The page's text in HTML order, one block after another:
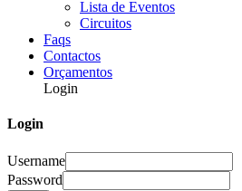
Lista de Eventos
Circuitos
Faqs
Contactos
Orçamentos
Login
Login
Username
Password